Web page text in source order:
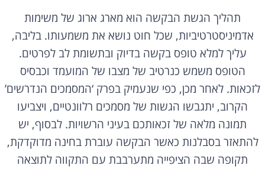
תהליך הגשת הבקשה הוא מארג ארוג של משימות
אדמיניסטרטיביות, שכל חוט נושא את משמעותו. בליבה,
עליך למלא טופס בקשה בדיוק ובתשומת לב לפרטים.
הטופס משמש כנרטיב של מצבו של המועמד וכבסיס
לזכאות. לאחר מכן, כפי שנעמיק בפרק ‘המסמכים הנדרשים’
הקרוב, יתגבשו הגשות של מסמכים רלוונטיים, ויצביעו
תמונה מלאה של זכאותכם בעיני הרשויות. לבסוף, יש
להתאזר בסבלנות כאשר הבקשה עוברת בחינה מדוקדקת,
תקופה שבה הציפייה מתערבבת עם התקווה לתוצאה